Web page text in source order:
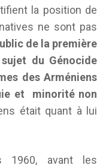
la position de
ne sont pas
de la première
du Génocide
des Arméniens
et minorité non
était quant à lui
1960, avant les